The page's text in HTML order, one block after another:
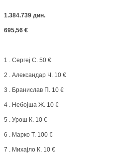
1.384.739 дин.
695,56 €
1 . Сергеј С. 50 €
2 . Александар Ч. 10 €
3 . Бранислав П. 10 €
4 . Небојша Ж. 10 €
5 . Урош К. 10 €
6 . Марко Т. 100 €
7 . Михајло К. 10 €